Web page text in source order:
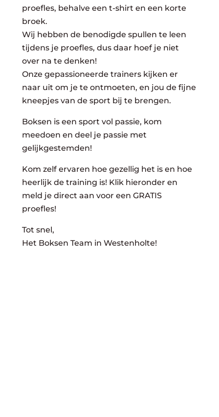
proefles, behalve een t-shirt en een korte
broek.
Wij hebben de benodigde spullen te leen
tijdens je proefles, dus daar hoef je niet
over na te denken!
Onze gepassioneerde trainers kijken er
naar uit om je te ontmoeten, en jou de fijne
kneepjes van de sport bij te brengen.
Boksen is een sport vol passie, kom
meedoen en deel je passie met
gelijkgestemden!
Kom zelf ervaren hoe gezellig het is en hoe
heerlijk de training is! Klik hieronder en
meld je direct aan voor een GRATIS
proefles!
Tot snel,
Het Boksen Team in Westenholte!